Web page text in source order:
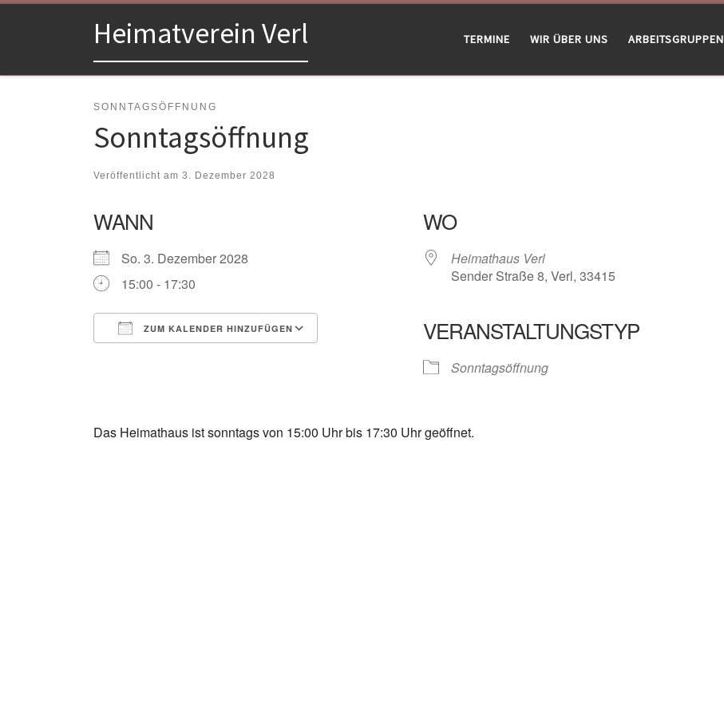
Zum Inhalt springenHeimatverein Verl TERMINE WIR ÜBER UNS ARBEITSGRUPPEN
SONNTAGSÖFFNUNG
Sonntagsöffnung
Veröffentlicht am 3. Dezember 2028
WANN
So. 3. Dezember 2028
15:00 - 17:30
ZUM KALENDER HINZUFÜGEN
Google Kalender
WO
Heimathaus Verl
Sender Straße 8, Verl, 33415
VERANSTALTUNGSTYP
Sonntagsöffnung
Das Heimathaus ist sonntags von 15:00 Uhr bis 17:30 Uhr geöffnet.